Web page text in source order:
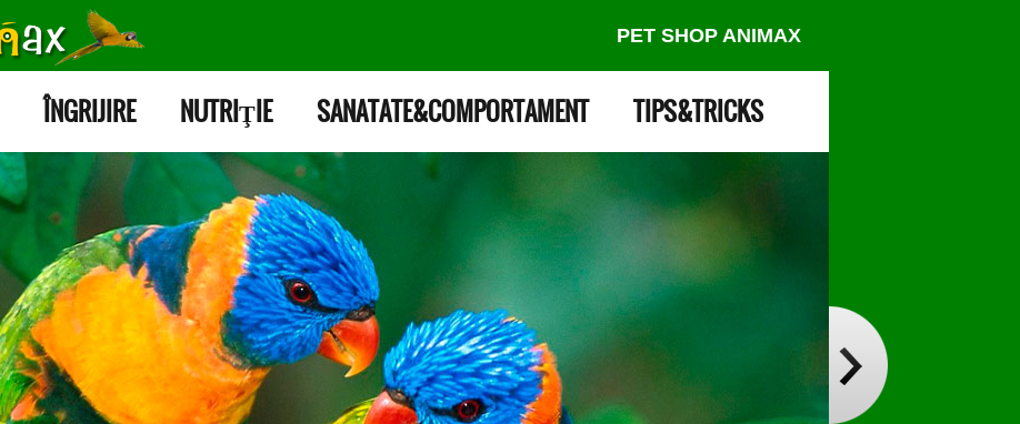
PET SHOP ANIMAX
ÎNGRIJIRE NUTRIŢIE SANATATE&COMPORTAMENT TIPS&TRICKS